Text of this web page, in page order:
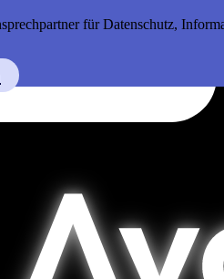
für Datenschutz,